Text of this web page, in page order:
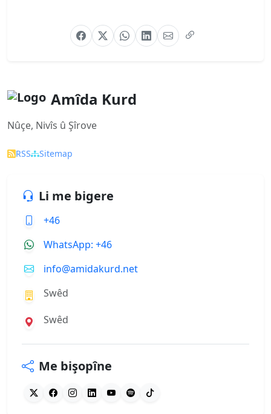
Amîda Kurd
Nûçe, Nivîs û Şîrove
RSS Sitemap
Li me bigere
+46
WhatsApp: +46
info@amidakurd.net
Swêd
Swêd
Me bişopîne